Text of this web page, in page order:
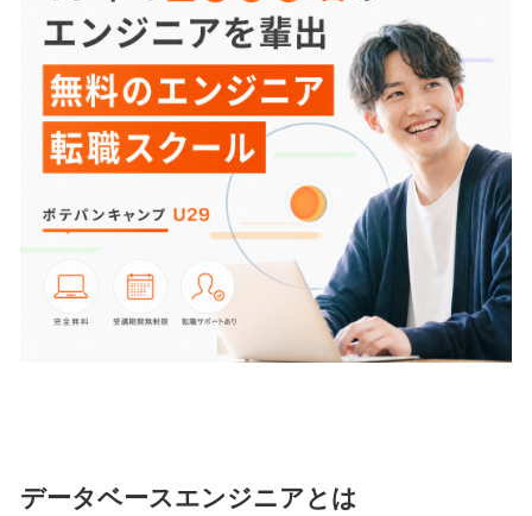
データベースエンジニアとは